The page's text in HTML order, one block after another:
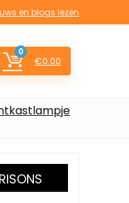
en blogs lezen
0
€0.00